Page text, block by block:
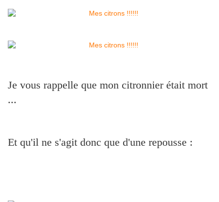
Je vous rappelle que mon citronnier était mort
...
Et qu'il ne s'agit donc que d'une repousse :